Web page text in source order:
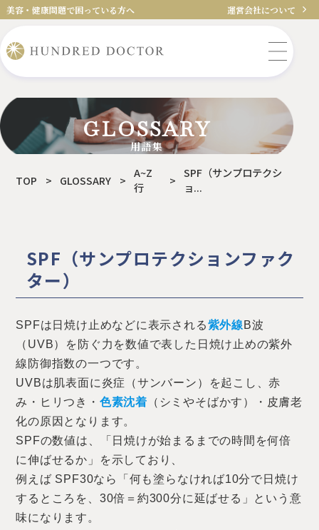
美容・健康問題で困っている方へ 運営会社について
GLOSSARY
用語集
TOP > GLOSSARY > A~Z
行
> SPF（サンプロテクシ
ョ...
SPF（サンプロテクションファク
ター）
SPFは日焼け止めなどに表示される紫外線 B波
（UVB）を防ぐ力を数値で表した日焼け止めの紫外
線防御指数の一つです。
UVBは肌表面に炎症（サンバーン）を起こし、赤
み・ヒリつき・ 色素沈着 （シミやそばかす）・皮膚老
化の原因となります。
SPFの数値は、「日焼けが始まるまでの時間を何倍
に伸ばせるか」を示しており、
例えば SPF30なら「何も塗らなければ10分で日焼け
するところを、30倍＝約300分に延ばせる」という意
味になります。